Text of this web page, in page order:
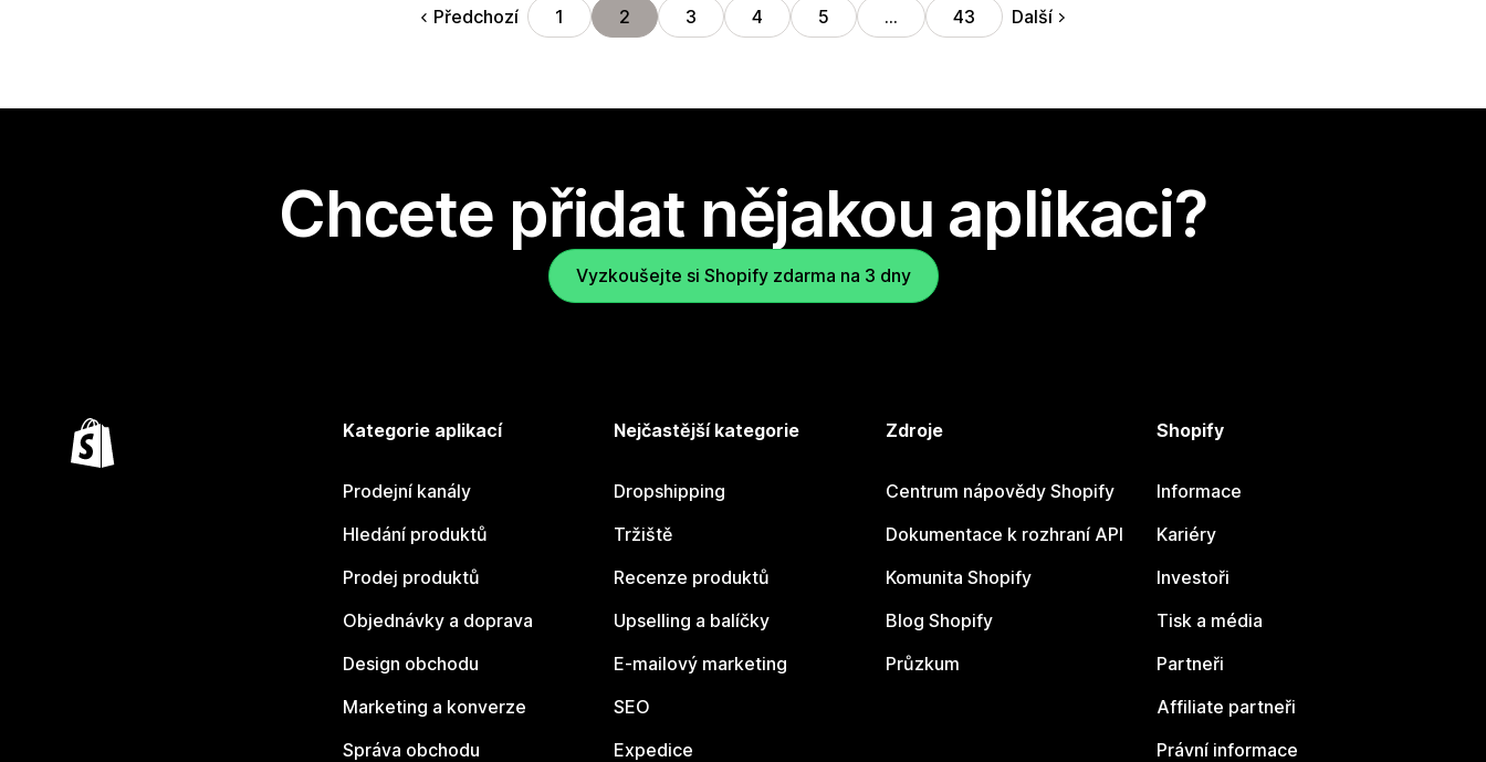
Předchozí 1 2 3 4 5 … 43 Další
Chcete přidat nějakou aplikaci?
Vyzkoušejte si Shopify zdarma na 3 dny
Kategorie aplikací
Prodejní kanály
Hledání produktů
Prodej produktů
Objednávky a doprava
Design obchodu
Marketing a konverze
Správa obchodu
Nejčastější kategorie
Dropshipping
Tržiště
Recenze produktů
Upselling a balíčky
E-mailový marketing
SEO
Expedice
Zdroje
Centrum nápovědy Shopify
Dokumentace k rozhraní API
Komunita Shopify
Blog Shopify
Průzkum
Shopify
Informace
Kariéry
Investoři
Tisk a média
Partneři
Affiliate partneři
Právní informace